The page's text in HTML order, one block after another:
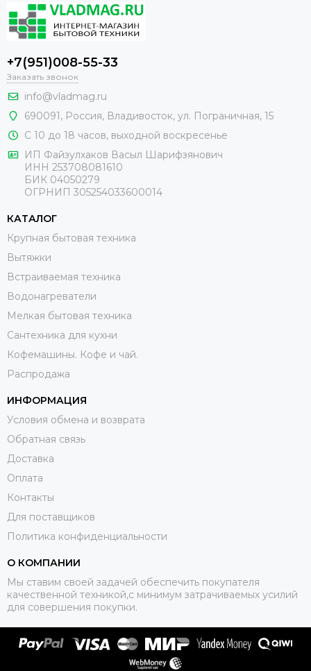
+7(951)008-55-33
Заказать звонок
info@vladmag.ru
690091, Россия, Владивосток, ул. Пограничная, 15
С 10 до 18 часов, выходной воскресенье
ИП Файзулхаков Васыл Шарифзянович
ИНН 253708081610
БИК 04050279
ОГРНИП 305254033600014
КАТАЛОГ
Крупная бытовая техника
Вытяжки
Встраиваемая техника
Водонагреватели
Мелкая бытовая техника
Сантехника для кухни
Кофемашины. Кофе и чай.
Распродажа
ИНФОРМАЦИЯ
Условия обмена и возврата
Обратная связь
Доставка
Оплата
Контакты
Для поставщиков
Политика конфиденциальности
О КОМПАНИИ
Мы ставим своей задачей обеспечить покупателя
качественной техникой,с минимум затрачиваемых усилий
для совершения покупки.